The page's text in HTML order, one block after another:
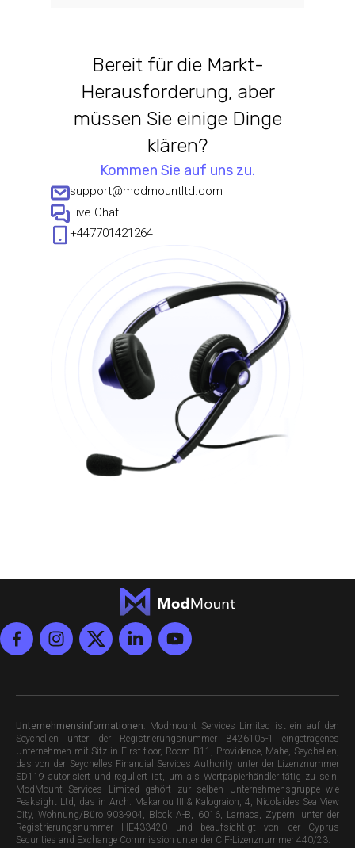
Bereit für die Markt-
Herausforderung, aber
müssen Sie einige Dinge
klären?
Kommen Sie auf uns zu.
support@modmountltd.com
Live Chat
+447701421264
Unternehmensinformationen: Modmount Services Limited ist ein auf den
Seychellen unter der Registrierungsnummer 8426105-1 eingetragenes
Unternehmen mit Sitz in First floor, Room B11, Providence, Mahe, Seychellen,
das von der Seychelles Financial Services Authority unter der Lizenznummer
SD119 autorisiert und reguliert ist, um als Wertpapierhändler tätig zu sein.
ModMount Services Limited gehört zur selben Unternehmensgruppe wie
Peaksight Ltd, das in Arch. Makariou III & Kalograion, 4, Nicolaides Sea View
City, Wohnung/Büro 903-904, Block A-B, 6016, Larnaca, Zypern, unter der
Registrierungsnummer HE433420 und beaufsichtigt von der Cyprus
Securities and Exchange Commission unter der CIF-Lizenznummer 440/23.